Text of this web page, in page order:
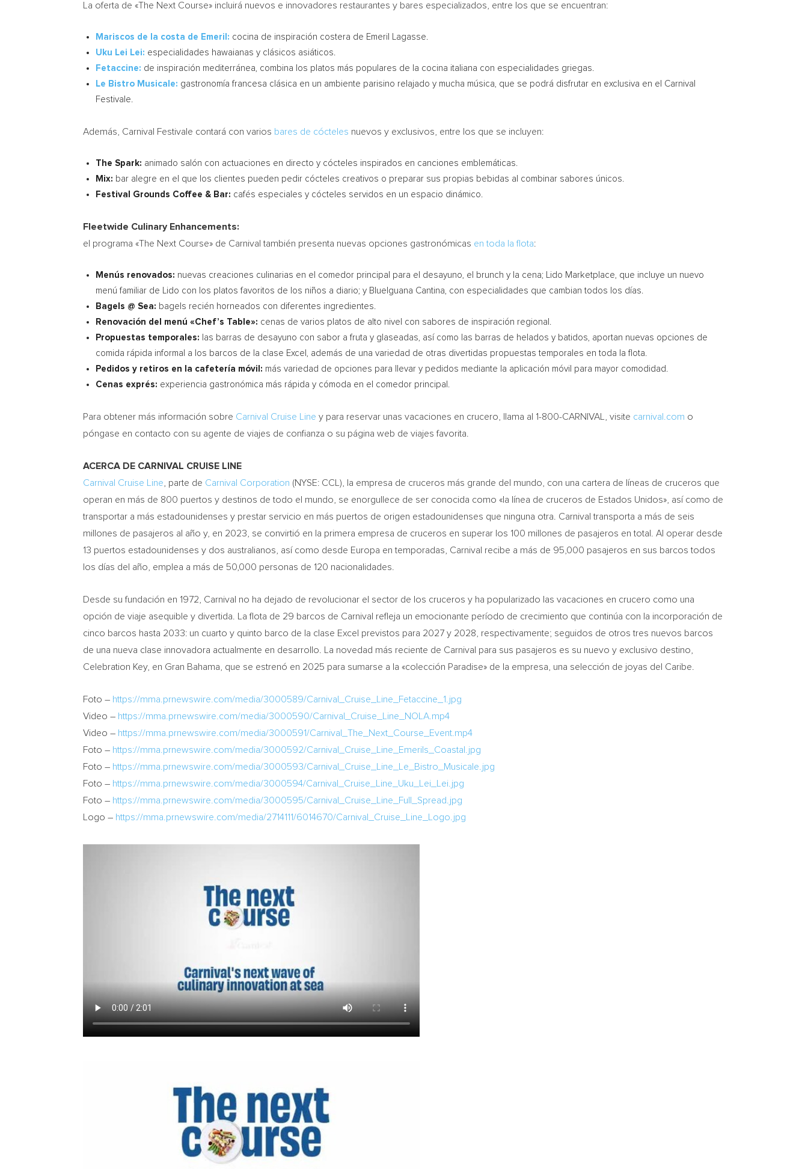
La oferta de «The Next Course» incluirá nuevos e innovadores restaurantes y bares especializados, entre los que se encuentran:
Mariscos de la costa de Emeril: cocina de inspiración costera de Emeril Lagasse.
Uku Lei Lei: especialidades hawaianas y clásicos asiáticos.
Fetaccine: de inspiración mediterránea, combina los platos más populares de la cocina italiana con especialidades griegas.
Le Bistro Musicale: gastronomía francesa clásica en un ambiente parisino relajado y mucha música, que se podrá disfrutar en exclusiva en el Carnival
Festivale.
Además, Carnival Festivale contará con varios bares de cócteles nuevos y exclusivos, entre los que se incluyen:
The Spark: animado salón con actuaciones en directo y cócteles inspirados en canciones emblemáticas.
Mix: bar alegre en el que los clientes pueden pedir cócteles creativos o preparar sus propias bebidas al combinar sabores únicos.
Festival Grounds Coffee & Bar: cafés especiales y cócteles servidos en un espacio dinámico.
Fleetwide Culinary Enhancements:
el programa «The Next Course» de Carnival también presenta nuevas opciones gastronómicas en toda la flota:
Menús renovados: nuevas creaciones culinarias en el comedor principal para el desayuno, el brunch y la cena; Lido Marketplace, que incluye un nuevo
menú familiar de Lido con los platos favoritos de los niños a diario; y BlueIguana Cantina, con especialidades que cambian todos los días.
Bagels @ Sea: bagels recién horneados con diferentes ingredientes.
Renovación del menú «Chef’s Table»: cenas de varios platos de alto nivel con sabores de inspiración regional.
Propuestas temporales: las barras de desayuno con sabor a fruta y glaseadas, así como las barras de helados y batidos, aportan nuevas opciones de
comida rápida informal a los barcos de la clase Excel, además de una variedad de otras divertidas propuestas temporales en toda la flota.
Pedidos y retiros en la cafetería móvil: más variedad de opciones para llevar y pedidos mediante la aplicación móvil para mayor comodidad.
Cenas exprés: experiencia gastronómica más rápida y cómoda en el comedor principal.
Para obtener más información sobre Carnival Cruise Line y para reservar unas vacaciones en crucero, llama al 1-800-CARNIVAL, visite carnival.com o
póngase en contacto con su agente de viajes de confianza o su página web de viajes favorita.
ACERCA DE CARNIVAL CRUISE LINE
Carnival Cruise Line , parte de Carnival Corporation (NYSE: CCL), la empresa de cruceros más grande del mundo, con una cartera de líneas de cruceros que
operan en más de 800 puertos y destinos de todo el mundo, se enorgullece de ser conocida como «la línea de cruceros de Estados Unidos», así como de
transportar a más estadounidenses y prestar servicio en más puertos de origen estadounidenses que ninguna otra. Carnival transporta a más de seis
millones de pasajeros al año y, en 2023, se convirtió en la primera empresa de cruceros en superar los 100 millones de pasajeros en total. Al operar desde
13 puertos estadounidenses y dos australianos, así como desde Europa en temporadas, Carnival recibe a más de 95,000 pasajeros en sus barcos todos
los días del año, emplea a más de 50,000 personas de 120 nacionalidades.
Desde su fundación en 1972, Carnival no ha dejado de revolucionar el sector de los cruceros y ha popularizado las vacaciones en crucero como una
opción de viaje asequible y divertida. La flota de 29 barcos de Carnival refleja un emocionante período de crecimiento que continúa con la incorporación de
cinco barcos hasta 2033: un cuarto y quinto barco de la clase Excel previstos para 2027 y 2028, respectivamente; seguidos de otros tres nuevos barcos
de una nueva clase innovadora actualmente en desarrollo. La novedad más reciente de Carnival para sus pasajeros es su nuevo y exclusivo destino,
Celebration Key, en Gran Bahama, que se estrenó en 2025 para sumarse a la «colección Paradise» de la empresa, una selección de joyas del Caribe.
Foto – https://mma.prnewswire.com/media/3000589/Carnival_Cruise_Line_Fetaccine_1.jpg
Video – https://mma.prnewswire.com/media/3000590/Carnival_Cruise_Line_NOLA.mp4
Video – https://mma.prnewswire.com/media/3000591/Carnival_The_Next_Course_Event.mp4
Foto – https://mma.prnewswire.com/media/3000592/Carnival_Cruise_Line_Emerils_Coastal.jpg
Foto – https://mma.prnewswire.com/media/3000593/Carnival_Cruise_Line_Le_Bistro_Musicale.jpg
Foto – https://mma.prnewswire.com/media/3000594/Carnival_Cruise_Line_Uku_Lei_Lei.jpg
Foto – https://mma.prnewswire.com/media/3000595/Carnival_Cruise_Line_Full_Spread.jpg
Logo – https://mma.prnewswire.com/media/2714111/6014670/Carnival_Cruise_Line_Logo.jpg